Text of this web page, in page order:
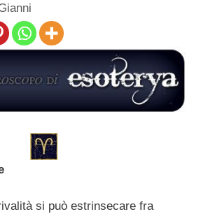
si può estrinsecare fra